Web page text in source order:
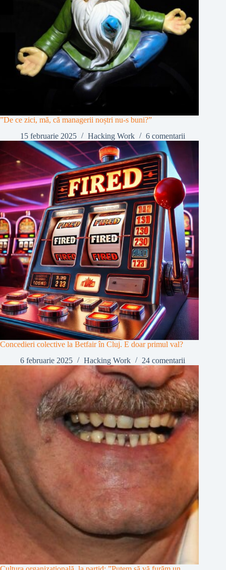
”De ce zici, mă, că managerii noștri nu-s buni?”
15 februarie 2025
Hacking Work 6 comentarii
Concedieri colective la Betfair în Cluj. E doar primul val?
6 februarie 2025
Hacking Work 24 comentarii